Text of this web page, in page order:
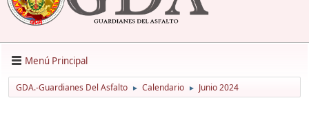
Menú Principal
GDA.-Guardianes Del Asfalto ► Calendario ► Junio 2024